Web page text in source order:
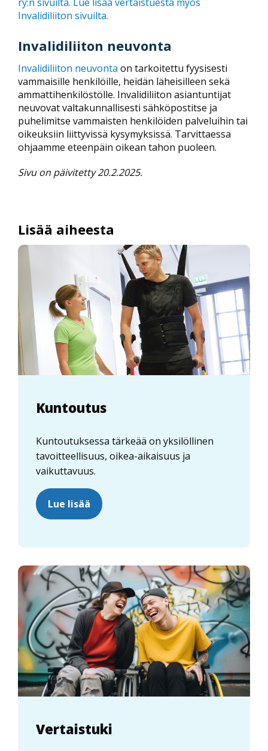
Invalidiliiton sivuilta.
Invalidiliiton neuvonta
Invalidiliiton neuvonta on tarkoitettu fyysisesti
vammaisille henkilöille, heidän läheisilleen sekä
ammattihenkilöstölle. Invalidiliiton asiantuntijat
neuvovat valtakunnallisesti sähköpostitse ja
puhelimitse vammaisten henkilöiden palveluihin tai
oikeuksiin liittyvissä kysymyksissä. Tarvittaessa
ohjaamme eteenpäin oikean tahon puoleen.
Sivu on päivitetty 20.2.2025.
Lisää aiheesta
Kuntoutus
Kuntoutuksessa tärkeää on yksilöllinen
tavoitteellisuus, oikea-aikaisuus ja
vaikuttavuus.
Lue lisää
Vertaistuki